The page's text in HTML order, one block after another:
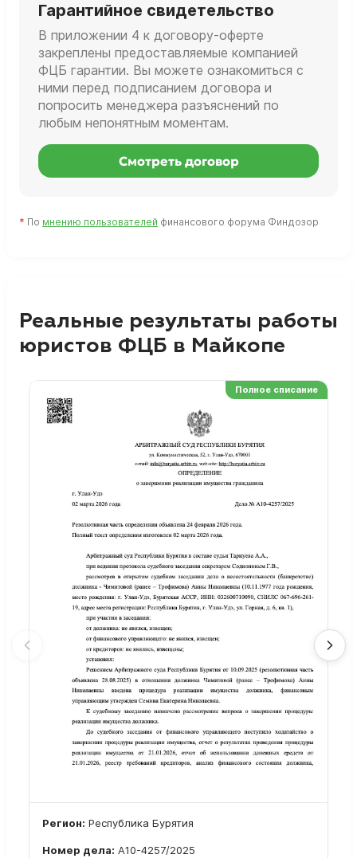
Гарантийное свидетельство
В приложении 4 к договору-оферте
закреплены предоставляемые компанией
ФЦБ гарантии. Вы можете ознакомиться с
ними перед подписанием договора и
попросить менеджера разъяснений по
любым непонятным моментам.
Смотреть договор
* По мнению пользователей финансового форума Финдозор
Реальные результаты работы
юристов ФЦБ в Майкопе
Полное списание
Регион: Республика Бурятия
Номер дела: А10-4257/2025